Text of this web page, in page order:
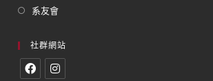
系友會
社群網站